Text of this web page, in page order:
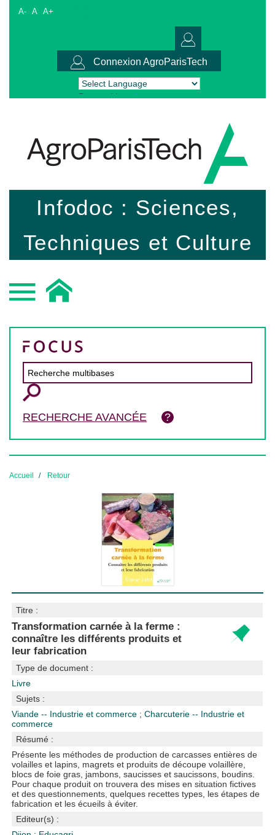
A- A A+
Connexion AgroParisTech
Powered by Translate
Infodoc : Sciences,
Techniques et Culture
RECHERCHE AVANCÉE
Accueil Retour
Titre :
Transformation carnée à la ferme :
connaître les différents produits et
leur fabrication
Type de document :
Livre
Sujets :
Viande -- Industrie et commerce ;Charcuterie -- Industrie et
commerce
Résumé :
Présente les méthodes de production de carcasses entières de
volailles et lapins, magrets et produits de découpe volaillère,
blocs de foie gras, jambons, saucisses et saucissons, boudins.
Pour chaque produit on trouvera des mises en situation fictives
et des questionnements, quelques recettes types, les étapes de
fabrication et les écueils à éviter.
Editeur(s) :